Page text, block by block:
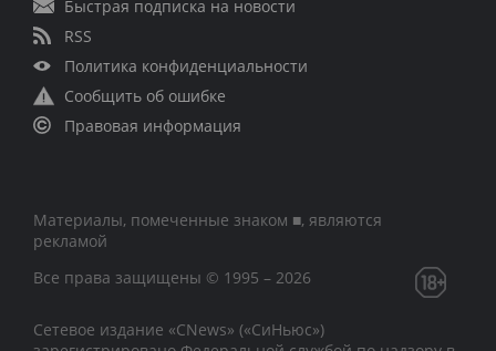
Быстрая подписка на новости
RSS
Политика конфиденциальности
Сообщить об ошибке
Правовая информация
Материалы, помеченные знаком ■, являются
рекламой
Все права защищены © 1995 – 2026
Сетевое издание «CNews» («СиНьюс»)